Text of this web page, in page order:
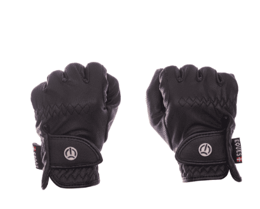
Eques lichte
Eques lichte winterhandschoenen
Een gevoerde handschoen van zacht en
M
et een dunne maar warme
Maten
7